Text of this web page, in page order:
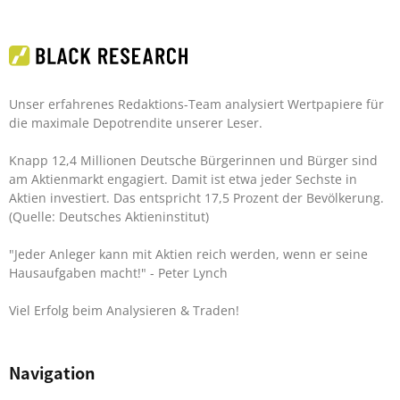
Unser erfahrenes Redaktions-Team analysiert Wertpapiere für
die maximale Depotrendite unserer Leser.
Knapp 12,4 Millionen Deutsche Bürgerinnen und Bürger sind
am Aktienmarkt engagiert. Damit ist etwa jeder Sechste in
Aktien investiert. Das entspricht 17,5 Prozent der Bevölkerung.
(Quelle: Deutsches Aktieninstitut)
"Jeder Anleger kann mit Aktien reich werden, wenn er seine
Hausaufgaben macht!" - Peter Lynch
Viel Erfolg beim Analysieren & Traden!
Navigation